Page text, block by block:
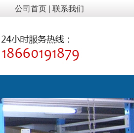
公司首页 | 联系我们